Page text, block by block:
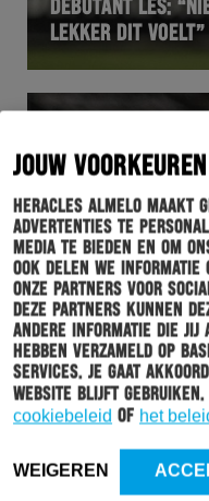
JOUW VOORKEUREN
Heracles Almelo maakt
advertenties te
media te bieden en om
Ook delen we
onze partners voor
Deze partners kunnen
andere informatie die jij
hebben verzameld op
services. Je gaat
website blijft gebruiken.
cookiebeleid of het
WEIGEREN
DEBUTANT LES:
LEKKER DIT VOELT”
WEDSTRIJD 13-01-
BAKIS: “HET VOELT
EEN SPROOKJE ZIT”